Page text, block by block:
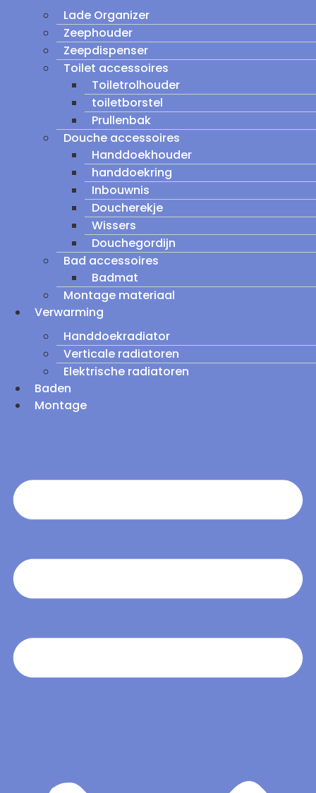
Lade Organizer
Zeephouder
Zeepdispenser
Toilet accessoires
Toiletrolhouder
toiletborstel
Prullenbak
Douche accessoires
Handdoekhouder
handdoekring
Inbouwnis
Doucherekje
Wissers
Douchegordijn
Bad accessoires
Badmat
Montage materiaal
Verwarming
Handdoekradiator
Verticale radiatoren
Elektrische radiatoren
Baden
Montage